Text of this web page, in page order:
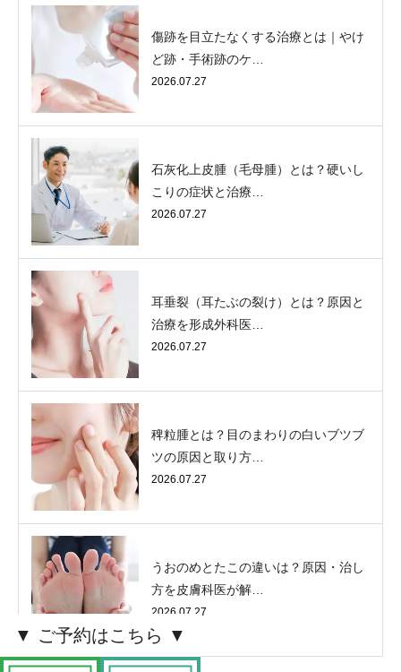
傷跡を目立たなくする治療とは｜やけ
ど跡・手術跡のケ…
2026.07.27
石灰化上皮腫（毛母腫）とは？硬いし
こりの症状と治療…
2026.07.27
耳垂裂（耳たぶの裂け）とは？原因と
治療を形成外科医…
2026.07.27
稗粒腫とは？目のまわりの白いブツブ
ツの原因と取り方…
2026.07.27
うおのめとたこの違いは？原因・治し
方を皮膚科医が解…
2026.07.27